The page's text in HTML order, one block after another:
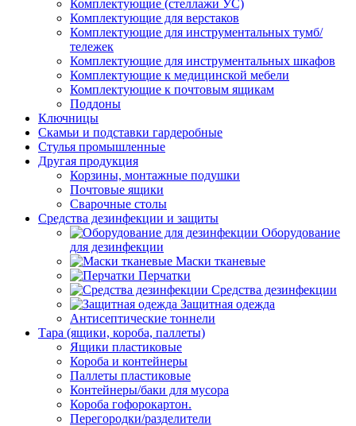
Комплектующие (стеллажи УС)
Комплектующие для верстаков
Комплектующие для инструментальных тумб/
тележек
Комплектующие для инструментальных шкафов
Комплектующие к медицинской мебели
Комплектующие к почтовым ящикам
Поддоны
Ключницы
Скамьи и подставки гардеробные
Стулья промышленные
Другая продукция
Корзины, монтажные подушки
Почтовые ящики
Сварочные столы
Средства дезинфекции и защиты
Оборудование
для дезинфекции
Маски тканевые
Перчатки
Средства дезинфекции
Защитная одежда
Антисептические тоннели
Тара (ящики, короба, паллеты)
Ящики пластиковые
Короба и контейнеры
Паллеты пластиковые
Контейнеры/баки для мусора
Короба гофорокартон.
Перегородки/разделители